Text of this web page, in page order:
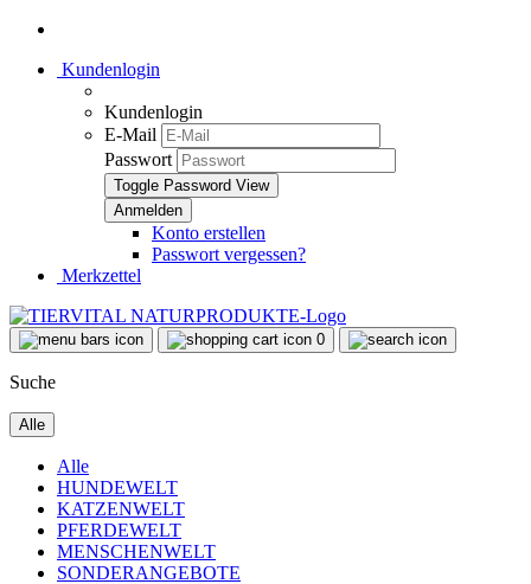
Kundenlogin
Kundenlogin
E-Mail
Passwort
Toggle Password View
Konto erstellen
Passwort vergessen?
Merkzettel
0
Suche
Alle
Alle
HUNDEWELT
KATZENWELT
PFERDEWELT
MENSCHENWELT
SONDERANGEBOTE